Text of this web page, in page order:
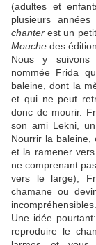
(adultes et
plusieurs
chanterest un
Mouche des
Nous y suivons
nommée Frida
baleine, dont la
et qui ne peut
donc de mourir.
son ami Lekni,
Nourrir la baleine,
et la ramener
ne comprenant
vers le large),
chamane ou
incompréhensibles.
Une idée
reproduire le